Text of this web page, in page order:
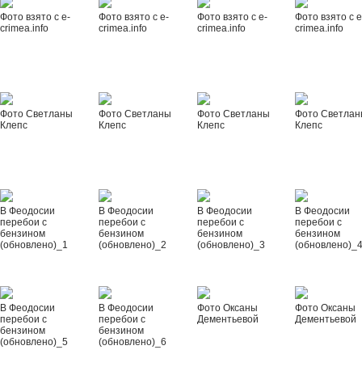
Фото взято с e-
crimea.info
Фото взято с e-
crimea.info
Фото взято с e-
crimea.info
Фото взято с
crimea.info
Фото Светланы
Клепс
Фото Светланы
Клепс
Фото Светланы
Клепс
Фото
Клепс
В Феодосии
перебои с
бензином
(обновлено)_1
В Феодосии
перебои с
бензином
(обновлено)_2
В Феодосии
перебои с
бензином
(обновлено)_3
В Феодосии
перебои с
бензином
В Феодосии
перебои с
бензином
(обновлено)_5
В Феодосии
перебои с
бензином
(обновлено)_6
Фото Оксаны
Дементьевой
Фото Оксаны
Дементьевой